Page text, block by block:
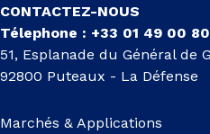
CONTACTEZ-NOUS
Télephone : +33 01 49 00
51, Esplanade du Général de
92800 Puteaux - La Défense
Marchés & Applications